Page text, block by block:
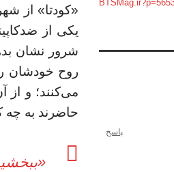
پاسخ
«کودتا» از
یکی از
شرور نشان
روح خودشان
می‌کنند؛ و از
حاضرند به چه